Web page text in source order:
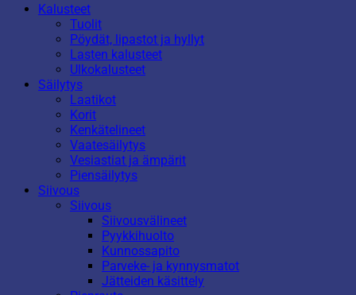
Kalusteet
Tuolit
Pöydät, lipastot ja hyllyt
Lasten kalusteet
Ulkokalusteet
Säilytys
Laatikot
Korit
Kenkätelineet
Vaatesäilytys
Vesiastiat ja ämpärit
Piensäilytys
Siivous
Siivous
Siivousvälineet
Pyykkihuolto
Kunnossapito
Parveke- ja kynnysmatot
Jätteiden käsittely